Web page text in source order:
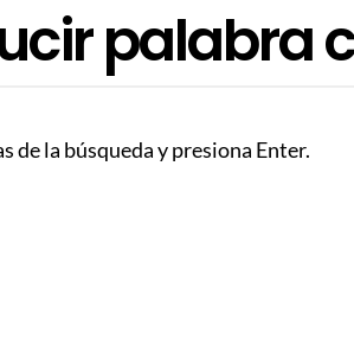
de la búsqueda y presiona Enter.